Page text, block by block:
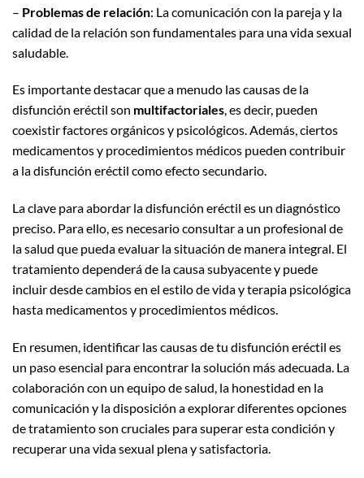
– Problemas de relación: La comunicación con la pareja y la
calidad de la relación son fundamentales para una vida sexual
saludable.
Es importante destacar que a menudo las causas de la
disfunción eréctil son multifactoriales, es decir, pueden
coexistir factores orgánicos y psicológicos. Además, ciertos
medicamentos y procedimientos médicos pueden contribuir
a la disfunción eréctil como efecto secundario.
La clave para abordar la disfunción eréctil es un diagnóstico
preciso. Para ello, es necesario consultar a un profesional de
la salud que pueda evaluar la situación de manera integral. El
tratamiento dependerá de la causa subyacente y puede
incluir desde cambios en el estilo de vida y terapia psicológica
hasta medicamentos y procedimientos médicos.
En resumen, identificar las causas de tu disfunción eréctil es
un paso esencial para encontrar la solución más adecuada. La
colaboración con un equipo de salud, la honestidad en la
comunicación y la disposición a explorar diferentes opciones
de tratamiento son cruciales para superar esta condición y
recuperar una vida sexual plena y satisfactoria.